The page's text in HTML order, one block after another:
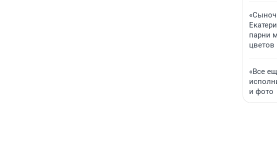
парни
цветов
«Все
и фото